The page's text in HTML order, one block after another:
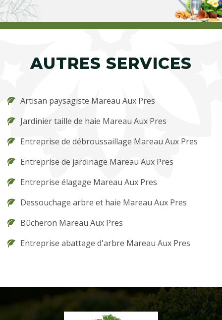
AUTRES SERVICES
Artisan paysagiste Mareau Aux Pres
Jardinier taille de haie Mareau Aux Pres
Entreprise de débroussaillage Mareau Aux Pres
Entreprise de jardinage Mareau Aux Pres
Entreprise élagage Mareau Aux Pres
Dessouchage arbre et haie Mareau Aux Pres
Bûcheron Mareau Aux Pres
Entreprise abattage d'arbre Mareau Aux Pres